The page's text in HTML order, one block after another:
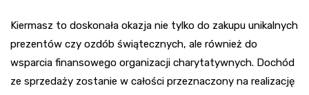
Kiermasz to doskonała okazja nie tylko do zakupu unikalnych
prezentów czy ozdób świątecznych, ale również do
wsparcia finansowego organizacji charytatywnych. Dochód
ze sprzedaży zostanie w całości przeznaczony na realizację